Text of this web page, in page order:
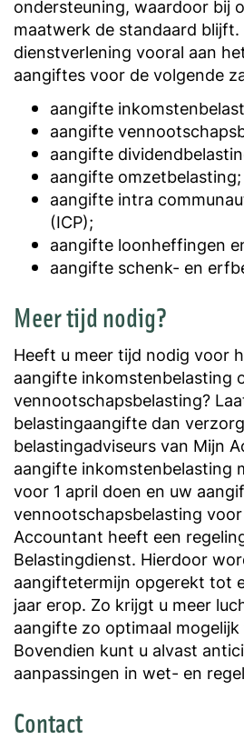
ondersteuning, waardoor bij
maatwerk de standaard blijft.
dienstverlening vooral aan
aangiftes voor de volgende
aangifte
aangifte
aangifte
aangifte omzetbelasting;
aangifte intra
(ICP);
aangifte loonheffingen
aangifte schenk- en
Meer tijd nodig?
Heeft u meer tijd nodig voor
aangifte inkomstenbelasting
vennootschapsbelasting?
belastingaangifte dan
belastingadviseurs van Mijn
aangifte inkomstenbelasting
voor 1 april doen en uw
vennootschapsbelasting voor
Accountant heeft een
Belastingdienst. Hierdoor
aangiftetermijn opgerekt tot
jaar erop. Zo krijgt u meer
aangifte zo optimaal
Bovendien kunt u alvast
aanpassingen in wet- en
Contact